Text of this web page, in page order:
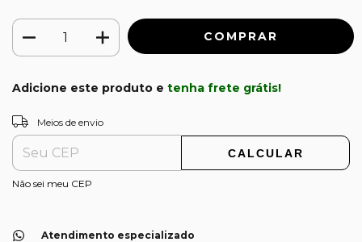
Adicione este produto e tenha frete grátis!
Entregas para o CEP:
Meios de envio
CALCULAR
Não sei meu CEP
Atendimento especializado